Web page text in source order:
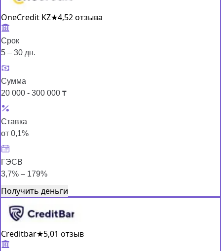
OneCredit KZ★4,52 отзыва
Срок
5 – 30 дн.
Сумма
20 000 - 300 000 ₸
Ставка
от 0,1%
ГЭСВ
3,7% – 179%
Получить деньги
Creditbar★5,01 отзыв